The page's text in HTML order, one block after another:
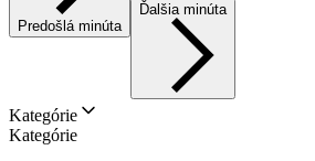
Predošlá minúta
Ďalšia minúta
Kategórie
Kategórie